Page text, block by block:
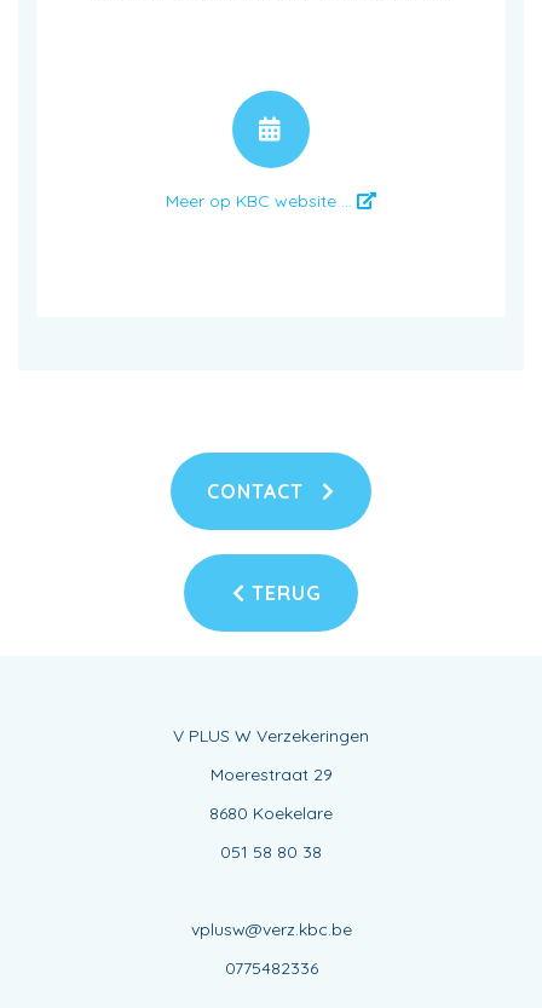
Meer op KBC website ...
CONTACT
TERUG
V PLUS W Verzekeringen
Moerestraat 29
8680 Koekelare
051 58 80 38
vplusw@verz.kbc.be
0775482336